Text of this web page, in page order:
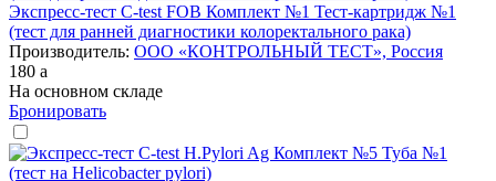
Экспресс-тест C-test FOB Комплект №1 Тест-картридж №1
(тест для ранней диагностики колоректального рака)
Производитель: ООО «КОНТРОЛЬНЫЙ ТЕСТ», Россия
180 a
На основном складе
Бронировать